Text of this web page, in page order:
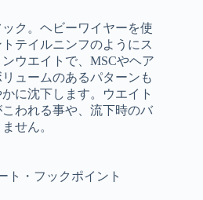
ク。ヘビーワイヤーを使
テイルニンフのようにス
ウエイトで、MSCやヘア
ュームのあるパターンも
に沈下します。ウエイト
われる事や、流下時のバ
せん。
ト・フックポイント